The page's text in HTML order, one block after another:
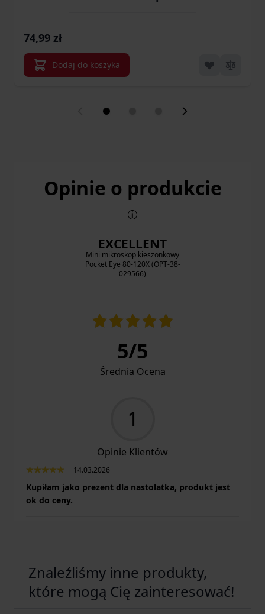
74,99 zł
Dodaj do koszyka
Opinie o produkcie
EXCELLENT
Mini mikroskop kieszonkowy
Pocket Eye 80-120X (OPT-38-
029566)
5/5
Średnia Ocena
1
Opinie Klientów
14.03.2026
Kupiłam jako prezent dla nastolatka, produkt jest
ok do ceny.
Znaleźliśmy inne produkty,
które mogą Cię zainteresować!